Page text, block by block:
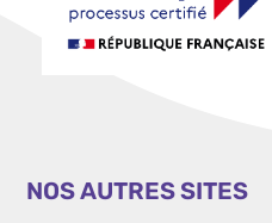
NOS AUTRES SITES